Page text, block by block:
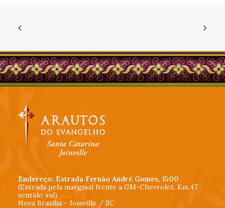
Endereço: Estrada Fernão André Gomes, 1500
(Entrada pela marginal frente a GM-Chevrolet, Km.47
sentido sul)
Nova Brasília - Joinville / SC